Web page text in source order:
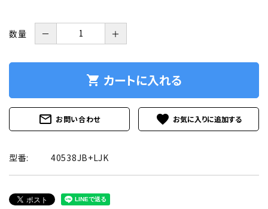
数量 － ＋
shopping_cart カートに入れる
mail_outline お問い合わせ favorite
型番: 40538JB+LJK